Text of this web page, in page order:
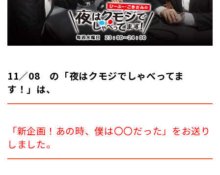
11／08 の「夜はクモジでしゃべってま
す！」は、
「新企画！あの時、僕は〇〇だった」をお送り
しました。